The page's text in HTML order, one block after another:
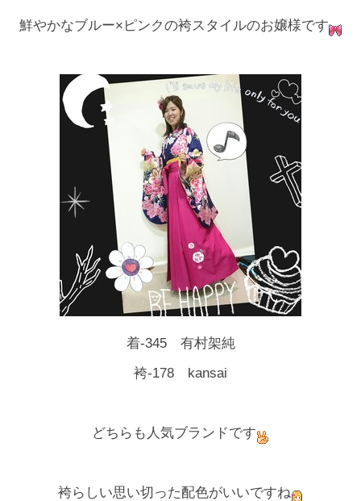
鮮やかなブルー×ピンクの袴スタイルのお嬢様です
着-345 有村架純
袴-178 kansai
どちらも人気ブランドです
袴らしい思い切った配色がいいですね